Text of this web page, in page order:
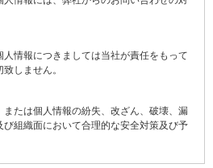
情報につきましては当社が責任をもって
しません。
たは個人情報の紛失、改ざん、破壊、漏
組織面において合理的な安全対策及び予